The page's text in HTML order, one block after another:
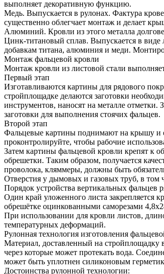
выполняет декоративную функцию.
Медь. Выпускается в рулонах. Фактура
существенно облегчает монтаж и делает
Алюминий. Кровли из этого металла
Цинк-титановый сплав. Выпускается в виде
добавкам титана, алюминия и меди.
Монтаж фальцевой кровли
Монтаж кровли из листовой стали
Первый этап
Изготавливаются картины для рядового
стройплощадке делаются заготовки
инструментов, наносят на металле
заготовки для выполнения стоячих фальцев.
Второй этап
Фальцевые картины поднимают на крышу и
проконтролируйте, чтобы рабочие
Затем картины фальцевой кровли крепят к
обрешетки. Таким образом, получается
проволока, кляммеры, должны быть
Отверстия у дымовых и газовых труб, в том
Порядок устройства вертикальных фальцев
Один край уложенного листа закрепляется
обрешётке оцинкованными саморезами
При использовании для кровли листов,
температурных деформаций.
Рулонная технология изготовления
Материал, доставленный на стройплощадку
через которые может протекать вода.
может быть уплотнен силиконовым
Достоинства рулонной технологии: